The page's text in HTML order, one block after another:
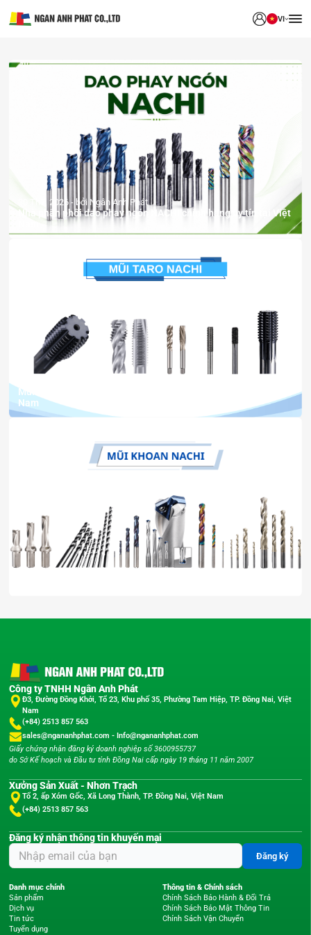
VI
30 Th7, 2026 bởi Ngân Anh Phát
Nhà phân phối dao phay ngón NACHI chính hãng uy tín tại Việt
Mũi taro NACHI chính hãng – Nhà phân phối uy tín tại Việt
Nam
11 Th7, 2026 bởi Ngân Anh Phát
Công ty TNHH Ngân Anh Phát
Đ3, Đường Đồng Khởi, Tổ 23, Khu phố 35, Phường Tam Hiệp, TP. Đồng Nai, Việt
Nam
(+84) 2513 857 563
sales@ngananhphat.com - Info@ngananhphat.com
Giấy chứng nhận đăng ký doanh nghiệp số 3600955737
do Sở Kế hoạch và Đầu tư tỉnh Đồng Nai cấp ngày 19 tháng 11 năm 2007
Xưởng Sản Xuất - Nhơn Trạch
Tổ 2, ấp Xóm Gốc, Xã Long Thành, TP. Đồng Nai, Việt Nam
(+84) 2513 857 563
Đăng ký nhận thông tin khuyến mại
Đăng ký
Danh mục chính
Sản phẩm
Dịch vụ
Tin tức
Tuyển dụng
Thông tin & Chính sách
Chính Sách Bảo Hành & Đổi Trả
Chính Sách Bảo Mật Thông Tin
Chính Sách Vận Chuyển